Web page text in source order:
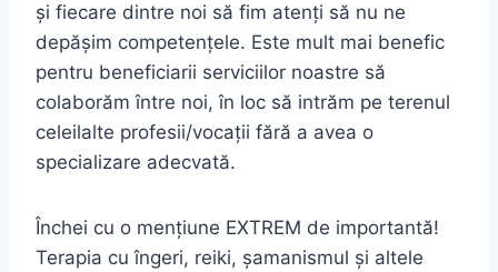
și fiecare dintre noi să fim atenți să nu ne
depășim competențele. Este mult mai benefic
pentru beneficiarii serviciilor noastre să
colaborăm între noi, în loc să intrăm pe terenul
celeilalte profesii/vocații fără a avea o
specializare adecvată.
Închei cu o mențiune EXTREM de importantă!
Terapia cu îngeri, reiki, șamanismul și altele